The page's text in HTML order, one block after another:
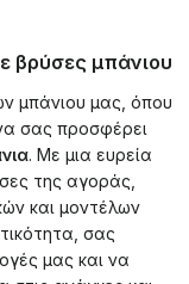
βρύσες μπάνιου
μπάνιου μας, όπου
σας προσφέρει
. Με μια ευρεία
της αγοράς,
και μοντέλων
σας
μας και να